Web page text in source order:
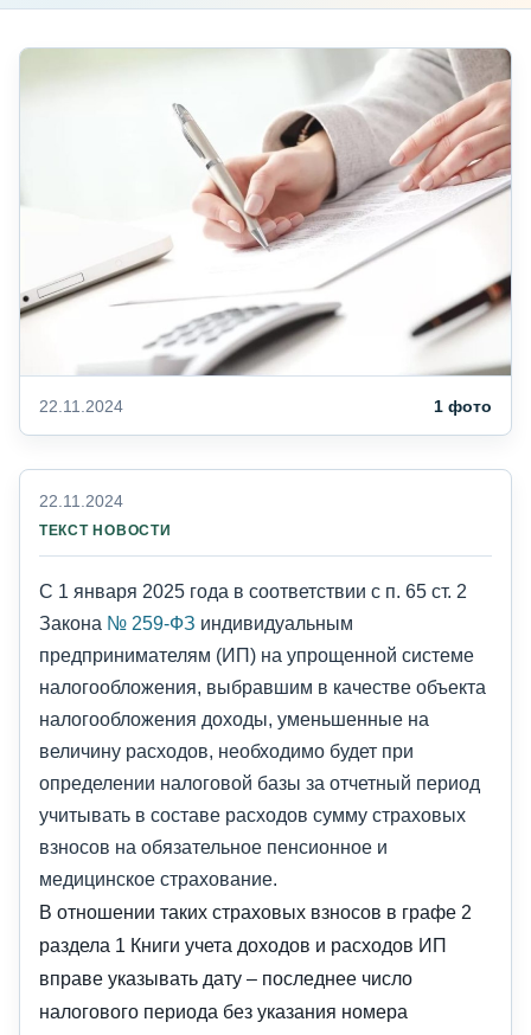
22.11.2024 1 фото
22.11.2024
ТЕКСТ НОВОСТИ
C 1 января 2025 года в соответствии с п. 65 ст. 2
Закона № 259-ФЗ индивидуальным
предпринимателям (ИП) на упрощенной системе
налогообложения, выбравшим в качестве объекта
налогообложения доходы, уменьшенные на
величину расходов, необходимо будет при
определении налоговой базы за отчетный период
учитывать в составе расходов сумму страховых
взносов на обязательное пенсионное и
медицинское страхование.
В отношении таких страховых взносов в графе 2
раздела 1 Книги учета доходов и расходов ИП
вправе указывать дату – последнее число
налогового периода без указания номера